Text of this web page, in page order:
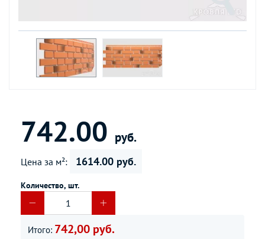
742.00 руб.
Цена за м²: 1614.00 руб.
Количество, шт.
Итого: 742,00 руб.